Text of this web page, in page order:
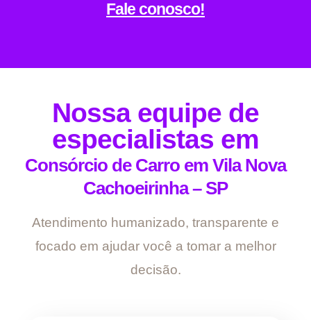
Fale conosco!
Nossa equipe de
especialistas em
Consórcio de Carro em Vila Nova
Cachoeirinha – SP
Atendimento humanizado, transparente e
focado em ajudar você a tomar a melhor
decisão.